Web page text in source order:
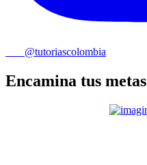
@tutoriascolombia
Encamina tus metas